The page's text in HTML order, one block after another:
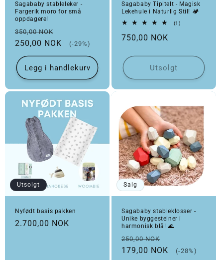
Sagababy stableleker -
Fargerik moro for små
oppdagere!
Vanlig pris
350,00 NOK
250,00 NOK
(-29%)
Legg i handlekurv
Sagababy Tipitelt - Magisk
Lekehule i Naturlig Stil! 🏕️
(1)1 totale omtaler
Vanlig pris
750,00 NOK
Utsolgt
Utsolgt
Nyfødt basis pakken
Vanlig pris
2.700,00 NOK
Salg
Sagababy stableklosser -
Unike byggesteiner i
harmonisk blå! 🌊
Vanlig pris
250,00 NOK
179,00 NOK
(-28%)